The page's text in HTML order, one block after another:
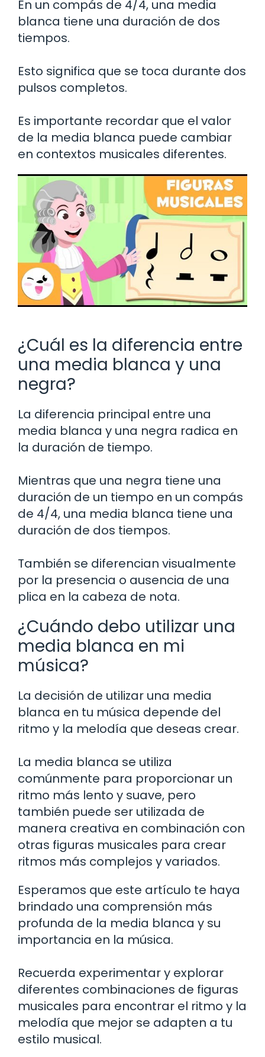
En un compás de 4/4, una media
blanca tiene una duración de dos
tiempos.
Esto significa que se toca durante dos
pulsos completos.
Es importante recordar que el valor
de la media blanca puede cambiar
en contextos musicales diferentes.
¿Cuál es la diferencia entre
una media blanca y una
negra?
La diferencia principal entre una
media blanca y una negra radica en
la duración de tiempo.
Mientras que una negra tiene una
duración de un tiempo en un compás
de 4/4, una media blanca tiene una
duración de dos tiempos.
También se diferencian visualmente
por la presencia o ausencia de una
plica en la cabeza de nota.
¿Cuándo debo utilizar una
media blanca en mi
música?
La decisión de utilizar una media
blanca en tu música depende del
ritmo y la melodía que deseas crear.
La media blanca se utiliza
comúnmente para proporcionar un
ritmo más lento y suave, pero
también puede ser utilizada de
manera creativa en combinación con
otras figuras musicales para crear
ritmos más complejos y variados.
Esperamos que este artículo te haya
brindado una comprensión más
profunda de la media blanca y su
importancia en la música.
Recuerda experimentar y explorar
diferentes combinaciones de figuras
musicales para encontrar el ritmo y la
melodía que mejor se adapten a tu
estilo musical.